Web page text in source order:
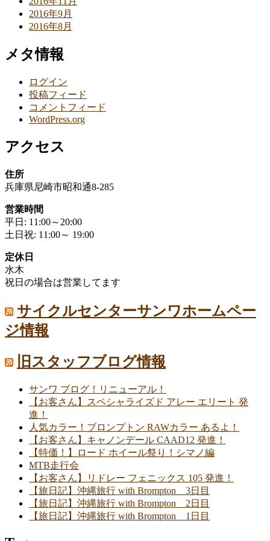
2016年9月
2016年8月
メタ情報
ログイン
投稿フィード
コメントフィード
WordPress.org
アクセス
住所
兵庫県尼崎市昭和通8-285
営業時間
平日: 11:00～20:00
土日祝: 11:00～ 19:00
定休日
水木
祝日の場合は営業してます
サイクルセンターサンワホームペー
ジ情報
旧スタッフブログ情報
サンワ ブログ！リニューアル！
【お客さん】スペシャライズド アレー エリート 発
進！
人気カラー！ブロンプトン RAWカラー あるよ！
【お客さん】キャノンデール CAAD12 発進！
【特価！】ロード ホイール祭り！シマノ編
MTB走行会
【お客さん】リドレー フェニックス 105 発進！
【旅日記】沖縄旅行 with Brompton 3日目
【旅日記】沖縄旅行 with Brompton 2日目
【旅日記】沖縄旅行 with Brompton 1日目